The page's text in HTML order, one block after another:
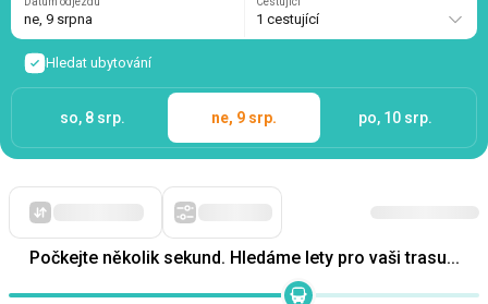
ne, 9 srpna 1 cestující
Hledat ubytování
so, 8 srp. ne, 9 srp. po, 10 srp.